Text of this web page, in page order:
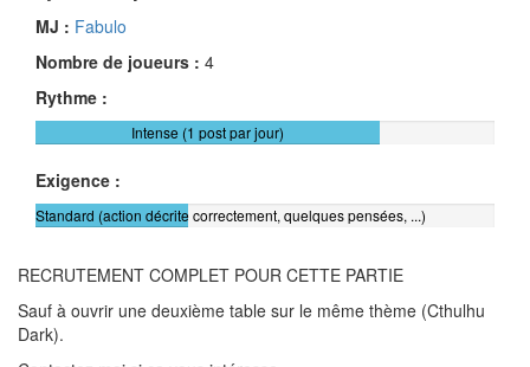
MJ : Fabulo
Nombre de joueurs : 4
Rythme :
Intense (1 post par jour)
Exigence :
Standard (action décrite correctement, quelques pensées, ...)
RECRUTEMENT COMPLET POUR CETTE PARTIE
Sauf à ouvrir une deuxième table sur le même thème (Cthulhu
Dark).